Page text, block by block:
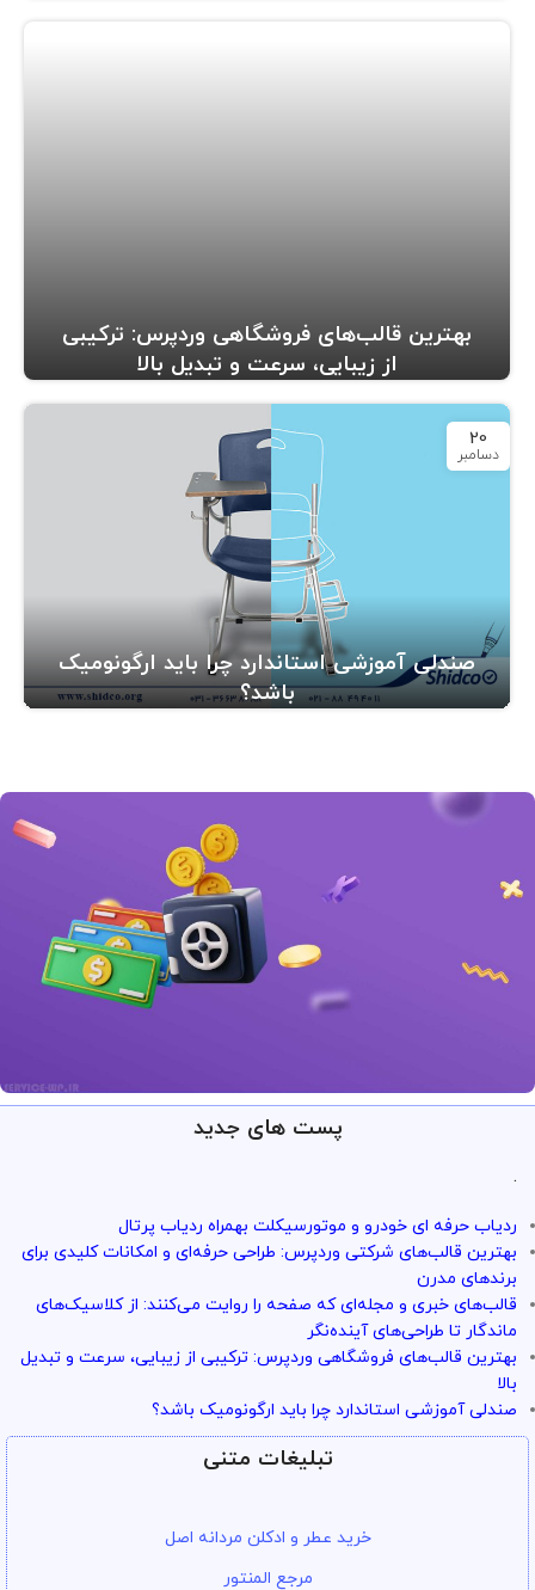
بهترین قالب‌های فروشگاهی وردپرس: ترکیبی
از زیبایی، سرعت و تبدیل بالا
20
دسامبر
صندلی آموزشی استاندارد چرا باید ارگونومیک
باشد؟
با خیال راحت میتونی از خدمات و سرویس ها استفاده کنی
پست های جدید
.
ردیاب حرفه ای خودرو و موتورسیکلت بهمراه ردیاب پرتال
بهترین قالب‌های شرکتی وردپرس: طراحی حرفه‌ای و امکانات کلیدی برای
برندهای مدرن
قالب‌های خبری و مجله‌ای که صفحه را روایت می‌کنند: از کلاسیک‌های
ماندگار تا طراحی‌های آینده‌نگر
بهترین قالب‌های فروشگاهی وردپرس: ترکیبی از زیبایی، سرعت و تبدیل
بالا
صندلی آموزشی استاندارد چرا باید ارگونومیک باشد؟
تبلیغات متنی
خرید عطر و ادکلن مردانه اصل
مرجع المنتور